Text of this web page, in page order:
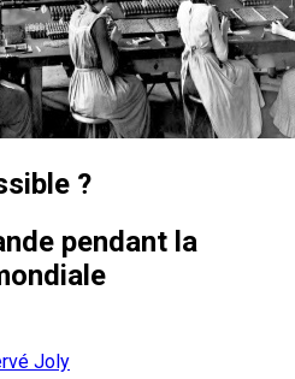
?
pendant la
Joly